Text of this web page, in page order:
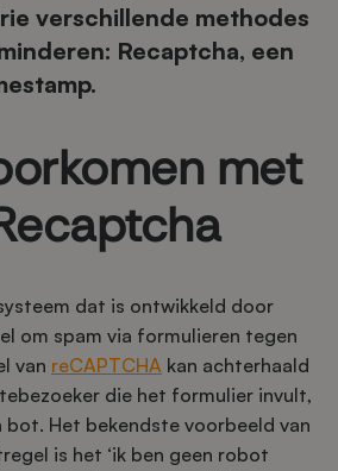
verschillende methodes
Recaptcha, een
met
dat is ontwikkeld door
om spam via formulieren tegen
van reCAPTCHA kan achterhaald
die het formulier invult,
bot. Het bekendste voorbeeld van
is het ‘ik ben geen robot